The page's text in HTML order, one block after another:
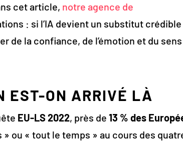
cet article, notre agence de
: si l’IA devient un substitut crédible
de la confiance, de l’émotion et du sens
EST-ON ARRIVÉ LÀ
EU-LS 2022, près de13 % des
ou « tout le temps » au cours des